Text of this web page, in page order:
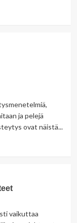
ja pelejä
ovat näistä...
vaikuttaa